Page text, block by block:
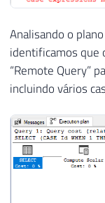
Analisando o
identificamos que
“Remote Query”
incluindo vários